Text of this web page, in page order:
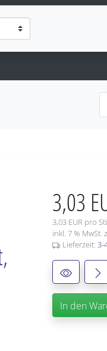
3,03
3,03 EUR pro
inkl. 7 % MwSt.
Lieferzeit: 3-
In den